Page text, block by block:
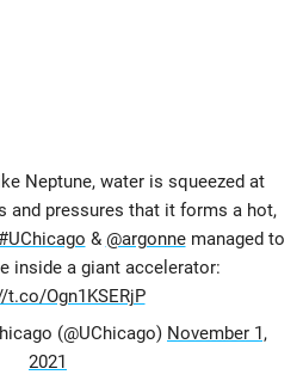
Neptune, water is squeezed at
and pressures that it forms a hot,
& @argonnemanaged to
inside a giant accelerator:
t.co/Ogn1KSERjP
(@UChicago) November 1,
2021